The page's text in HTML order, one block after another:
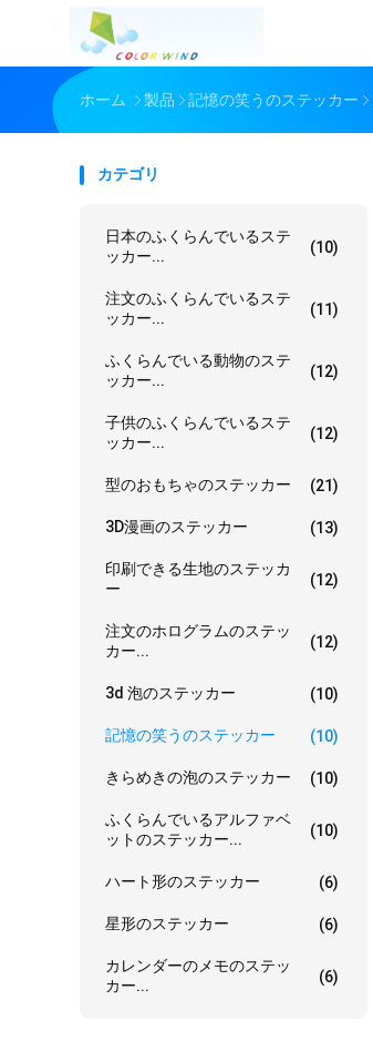
ホーム 製品 記憶の笑うのステッカー
カテゴリ
日本のふくらんでいるステ
ッカー...
(10)
注文のふくらんでいるステ
ッカー...
(11)
ふくらんでいる動物のステ
ッカー...
(12)
子供のふくらんでいるステ
ッカー...
(12)
型のおもちゃのステッカー (21)
3D漫画のステッカー (13)
印刷できる生地のステッカ
ー
(12)
注文のホログラムのステッ
カー...
(12)
3d 泡のステッカー (10)
記憶の笑うのステッカー (10)
きらめきの泡のステッカー (10)
ふくらんでいるアルファベ
ットのステッカー...
(10)
ハート形のステッカー (6)
星形のステッカー (6)
カレンダーのメモのステッ
カー...
(6)